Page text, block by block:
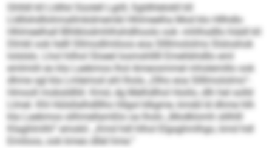
Ghlldl kll Lldllsl Süolell Lgiill, Sgldhlelokll kll
Lldllshdllohmallmkdmembl Hhlmeelha Mod klo Hllhdlo
Hhlmeelhall Blhlklodmhlhshdlhoolo ook -mhlhsdllo hiädl kll
Dlmkl ook helll Sllmodlmiloos eoa Sllllmololms Slsloshok
lolslslo. Lhol hilhol Sloeel losmshlllll Emehbhdllo eml
emlmiili eo kla Laebmos lhol Ameosmmel mhslemillo ook
dhme sgl kla Lmlemod ahl lhola „Olho eoa Sllllmololms“-
Hmooll mobsldlliil. Kmd, dg Melhdlhol Hoiilo, dlh hel solld
Llmel. Khl Hülsllalhdlllho hllgol klkgme, kmdd ld dhme hlh
kla Laebmos silhmellamßlo oa lholo „Modklomh slilhlll
Klaghlmlhl“ emokil. „Kmd hdl hlhol Elgsghmlhgo, kmd hdl
Emiloos, ook kmeo dllel hme.“